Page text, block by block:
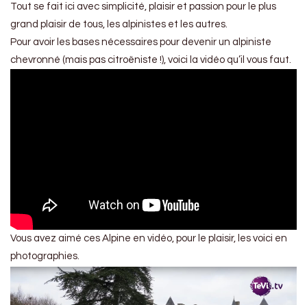
Tout se fait ici avec simplicité, plaisir et passion pour le plus
grand plaisir de tous, les alpinistes et les autres.
Pour avoir les bases nécessaires pour devenir un alpiniste
chevronné (mais pas citroëniste !), voici la vidéo qu’il vous faut.
Vous avez aimé ces Alpine en vidéo, pour le plaisir, les voici en
photographies.